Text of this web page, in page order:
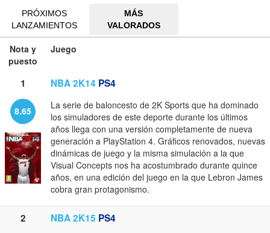
PRÓXIMOS
LANZAMIENTOS
MÁS
VALORADOS
Nota y
puesto
Juego
1 NBA 2K14 PS4
8.65
La serie de baloncesto de 2K Sports que ha dominado
los simuladores de este deporte durante los últimos
años llega con una versión completamente de nueva
generación a PlayStation 4. Gráficos renovados, nuevas
dinámicas de juego y la misma simulación a la que
Visual Concepts nos ha acostumbrado durante quince
años, en una edición del juego en la que Lebron James
cobra gran protagonismo.
2 NBA 2K15 PS4